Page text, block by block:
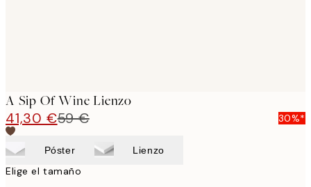
A Sip Of Wine Lienzo
41,30 €59 € 30%*
Póster Lienzo
Elige el tamaño